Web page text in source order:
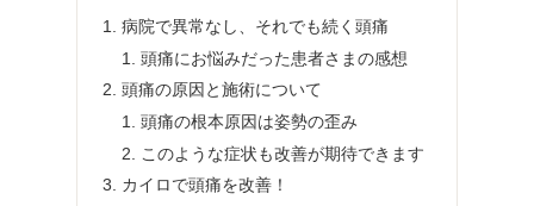
病院で異常なし、それでも続く頭痛
頭痛にお悩みだった患者さまの感想
頭痛の原因と施術について
頭痛の根本原因は姿勢の歪み
このような症状も改善が期待できます
カイロで頭痛を改善！